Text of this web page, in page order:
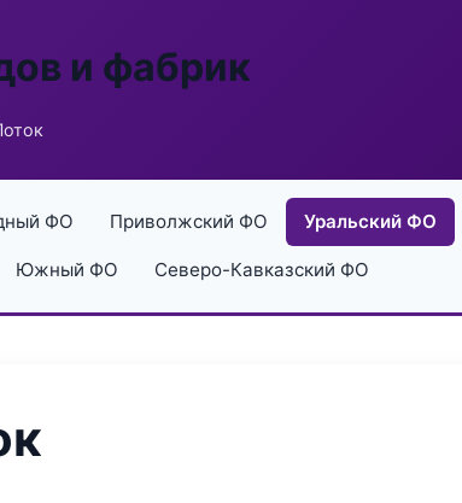
и фабрик
ФО Приволжский ФО Уральский ФО
Южный ФО Северо-Кавказский ФО